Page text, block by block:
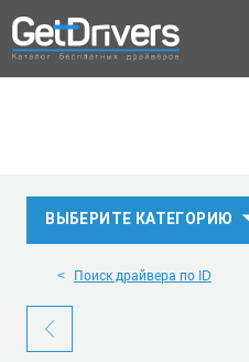
ВЫБЕРИТЕ КАТЕГОРИЮ
Поиск драйвера по ID